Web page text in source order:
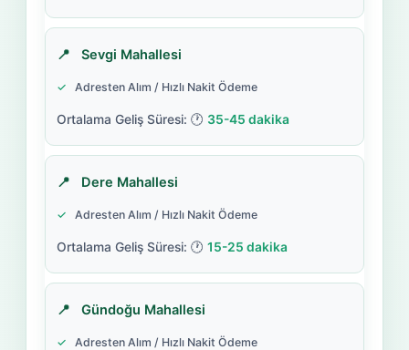
Sevgi Mahallesi
Adresten Alım / Hızlı Nakit Ödeme
35-45 dakika
Dere Mahallesi
Adresten Alım / Hızlı Nakit Ödeme
15-25 dakika
Gündoğu Mahallesi
Adresten Alım / Hızlı Nakit Ödeme